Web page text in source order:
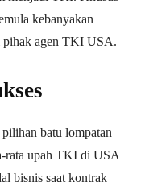
kebanyakan
pihak agen TKI USA.
batu lompatan
rata upah TKI di USA
bisnis saat kontrak